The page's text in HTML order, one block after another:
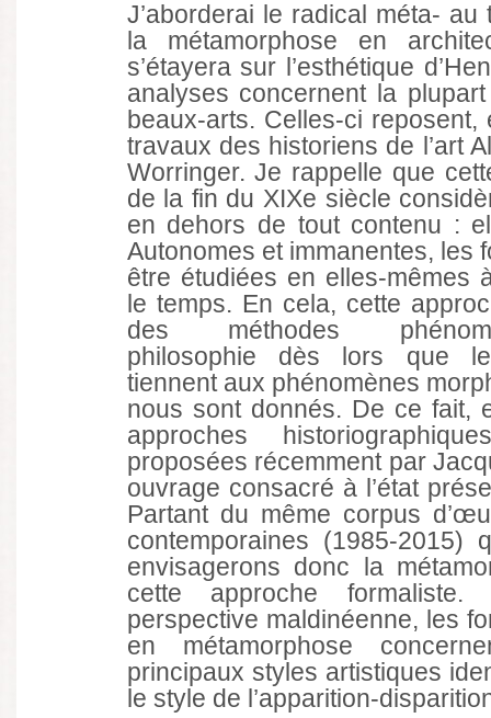
J’aborderai le radical méta-
la métamorphose en
s’étayera sur l’esthétique
analyses concernent la
beaux-arts. Celles-ci
travaux des historiens de l’art
Worringer. Je rappelle que
de la fin du XIXe siècle
en dehors de tout contenu :
Autonomes et immanentes, les
être étudiées en elles-mêmes
le temps. En cela, cette
des méthodes
philosophie dès lors que
tiennent aux phénomènes
nous sont donnés. De ce fait,
approches
proposées récemment par
ouvrage consacré à l’état
Partant du même corpus
contemporaines (1985-2015)
envisagerons donc la
cette approche
perspective maldinéenne, les
en métamorphose
principaux styles artistiques
le style de l’apparition-